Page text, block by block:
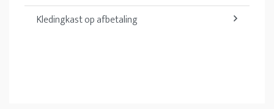
Kledingkast op afbetaling